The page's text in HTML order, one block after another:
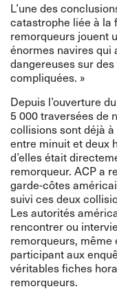
L’une des
catastrophe liée à la
remorqueurs jouent
énormes navires qui
dangereuses sur
compliquées. »
Depuis l’ouverture
5 000 traversées de
collisions sont déjà
entre minuit et deux
d’elles était
remorqueur. ACP a
garde-côtes
suivi ces deux
Les autorités
rencontrer ou
remorqueurs, même
participant aux
véritables fiches
remorqueurs.